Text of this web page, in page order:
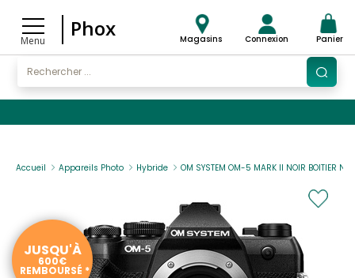
Menu
Phox Magasins Connexion Panier
Accueil Appareils Photo Hybride OM SYSTEM OM-5 MARK II NOIR BOITIER NU
JUSQU'À
600€
REMBOURSÉ *